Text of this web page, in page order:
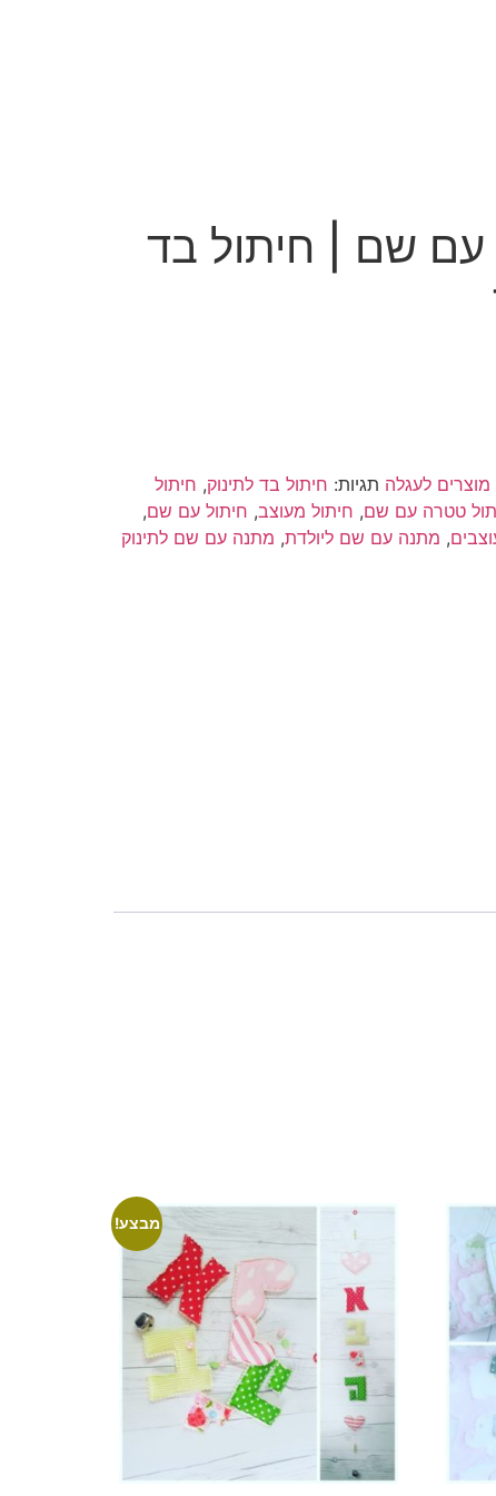
עם שם | חיתול בד
מוצרים לעגלה תגיות: חיתול בד לתינוק, חיתול
טטרה עם שם, חיתול מעוצב, חיתול עם שם,
, מתנה עם שם ליולדת, מתנה עם שם לתינוק
מבצע!